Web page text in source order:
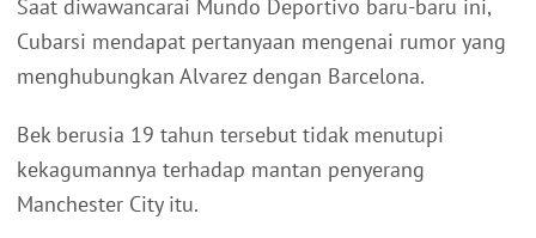
Saat diwawancarai Mundo Deportivo baru-baru ini,
Cubarsi mendapat pertanyaan mengenai rumor yang
menghubungkan Alvarez dengan Barcelona.
Bek berusia 19 tahun tersebut tidak menutupi
kekagumannya terhadap mantan penyerang
Manchester City itu.